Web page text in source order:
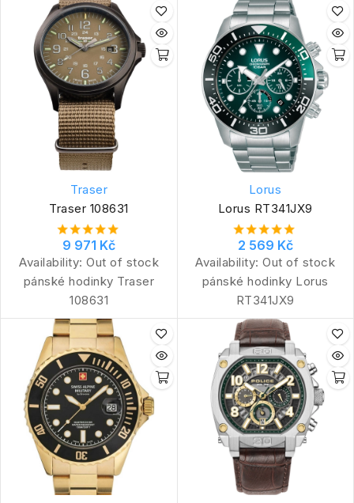
Traser
Traser 108631
9 971 Kč
Availability: Out of stock
pánské hodinky Traser
108631
Lorus
Lorus RT341JX9
2 569 Kč
Availability: Out of stock
pánské hodinky Lorus
RT341JX9